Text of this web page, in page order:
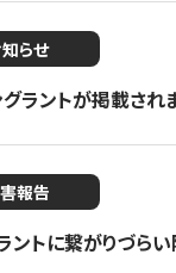
らせ
ラントが掲載され
報告
ントに繋がりづら